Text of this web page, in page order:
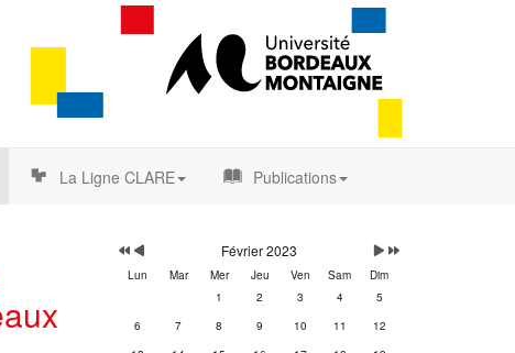
La Ligne CLARE Publications
Février 2023
Lun Mar Mer Jeu Ven Sam
Dim
1
2 3 4
5
6
7 8 9 10 11
12